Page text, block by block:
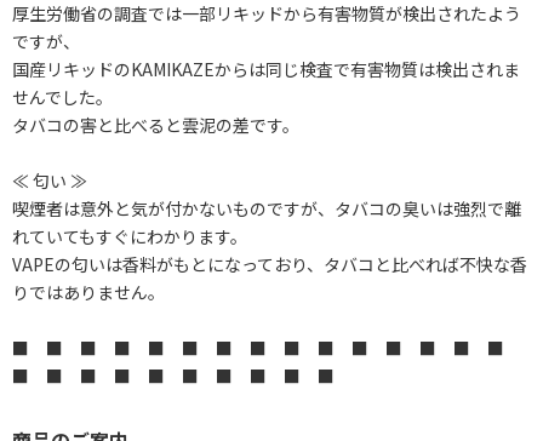
厚生労働省の調査では一部リキッドから有害物質が検出されたよう
ですが、
国産リキッドのKAMIKAZEからは同じ検査で有害物質は検出されま
せんでした。
タバコの害と比べると雲泥の差です。
≪ 匂い ≫
喫煙者は意外と気が付かないものですが、タバコの臭いは強烈で離
れていてもすぐにわかります。
VAPEの匂いは香料がもとになっており、タバコと比べれば不快な香
りではありません。
■ ■ ■ ■ ■ ■ ■ ■ ■ ■ ■ ■ ■ ■ ■
■ ■ ■ ■ ■ ■ ■ ■ ■ ■